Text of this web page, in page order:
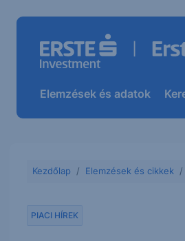
Elemzések és adatok
Kezdőlap Elemzések és cikkek
PIACI HÍREK